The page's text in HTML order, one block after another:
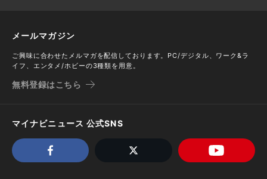
メールマガジン
ご興味に合わせたメルマガを配信しております。PC/デジタル、ワーク&ラ
イフ、エンタメ/ホビーの3種類を用意。
無料登録はこちら
マイナビニュース 公式SNS